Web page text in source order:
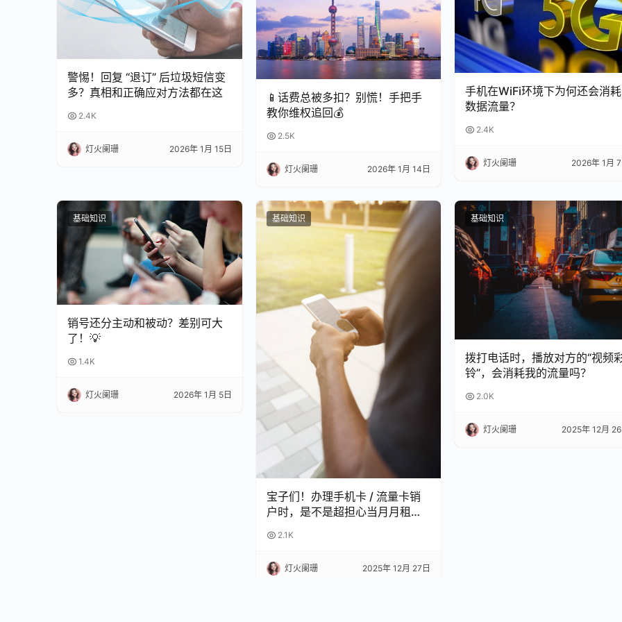
警惕！回复 “退订” 后垃圾短信变
多？真相和正确应对方法都在这
2.4K
灯火阑珊 2026年 1月 15日
📱话费总被多扣？别慌！手把手
教你维权追回💰
2.5K
灯火阑珊 2026年 1月 14日
手机在WiFi环境下为何还会消耗
数据流量？
2.4K
灯火阑珊 2026年 1月
基础知识
销号还分主动和被动？差别可大
了！💡
1.4K
灯火阑珊 2026年 1月 5日
基础知识
宝子们！办理手机卡 / 流量卡销
户时，是不是超担心当月月租白
完再也不怕被坑啦！
2.1K
灯火阑珊 2025年 12月 27日
基础知识
拨打电话时，播放对方的“视频
铃”，会消耗我的流量吗？
2.0K
灯火阑珊 2025年 12月